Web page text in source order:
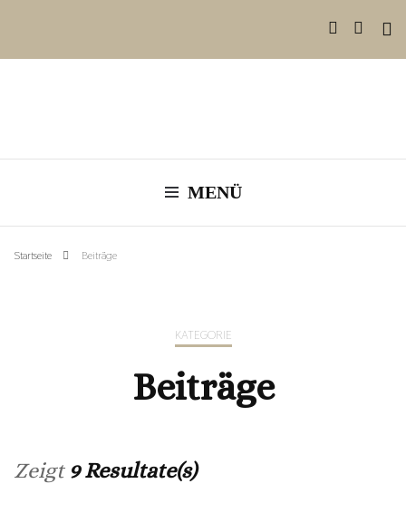
MENÜ
Startseite Beiträge
KATEGORIE
Beiträge
Zeigt 9 Resultate(s)